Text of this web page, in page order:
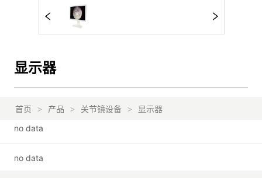
显示器
首页 > 产品 > 关节镜设备 > 显示器
no data
no data